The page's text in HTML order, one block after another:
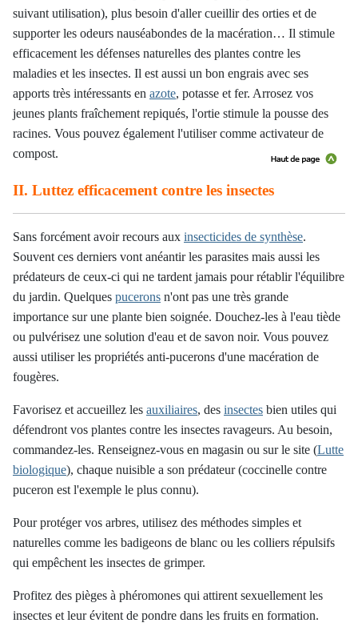
suivant utilisation), plus besoin d'aller cueillir des orties et de
supporter les odeurs nauséabondes de la macération… Il stimule
efficacement les défenses naturelles des plantes contre les
maladies et les insectes. Il est aussi un bon engrais avec ses
apports très intéressants en azote, potasse et fer. Arrosez vos
jeunes plants fraîchement repiqués, l'ortie stimule la pousse des
racines. Vous pouvez également l'utiliser comme activateur de
compost.
II. Luttez efficacement contre les insectes
Sans forcément avoir recours aux insecticides de synthèse.
Souvent ces derniers vont anéantir les parasites mais aussi les
prédateurs de ceux-ci qui ne tardent jamais pour rétablir l'équilibre
du jardin. Quelques pucerons n'ont pas une très grande
importance sur une plante bien soignée. Douchez-les à l'eau tiède
ou pulvérisez une solution d'eau et de savon noir. Vous pouvez
aussi utiliser les propriétés anti-pucerons d'une macération de
fougères.
Favorisez et accueillez les auxiliaires, des insectes bien utiles qui
défendront vos plantes contre les insectes ravageurs. Au besoin,
commandez-les. Renseignez-vous en magasin ou sur le site (Lutte
biologique), chaque nuisible a son prédateur (coccinelle contre
puceron est l'exemple le plus connu).
Pour protéger vos arbres, utilisez des méthodes simples et
naturelles comme les badigeons de blanc ou les colliers répulsifs
qui empêchent les insectes de grimper.
Profitez des pièges à phéromones qui attirent sexuellement les
insectes et leur évitent de pondre dans les fruits en formation.